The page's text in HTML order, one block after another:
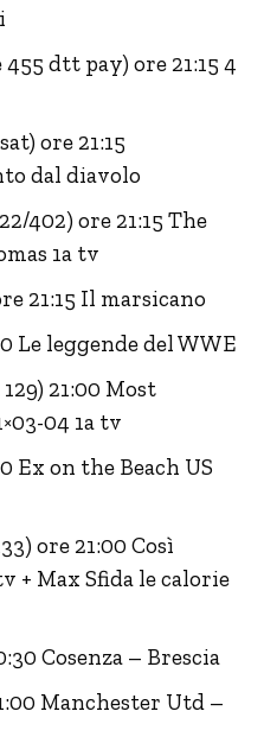
455 dtt pay) ore 21:15 4
ore 21:15
dal diavolo
402) ore 21:15 The
1a tv
21:15 Il marsicano
Le leggende del WWE
129) 21:00 Most
04 1a tv
Ex on the Beach US
ore 21:00 Così
+ Max Sfida le calorie
Cosenza – Brescia
Manchester Utd –